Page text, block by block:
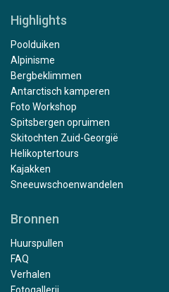
Highlights
Poolduiken
Alpinisme
Bergbeklimmen
Antarctisch kamperen
Foto Workshop
Spitsbergen opruimen
Skitochten Zuid-Georgië
Helikoptertours
Kajakken
Sneeuwschoenwandelen
Bronnen
Huurspullen
FAQ
Verhalen
Fotogallerij